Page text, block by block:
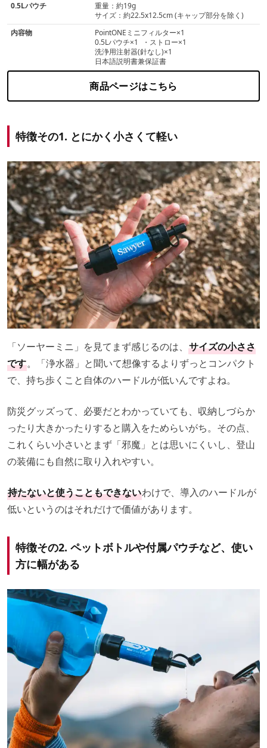
0.5Lパウチ
重量：約19g
サイズ：約22.5x12.5cm (キャップ部分を除く)
内容物
PointONEミニフィルター×1
0.5Lパウチ×1 ・ストロー×1
洗浄用注射器(針なし)×1
日本語説明書兼保証書
商品ページはこちら
特徴その1. とにかく小さくて軽い
「ソーヤーミニ」を見てまず感じるのは、 サイズの小ささ
です。「浄水器」と聞いて想像するよりずっとコンパクト
で、持ち歩くこと自体のハードルが低いんですよね。
防災グッズって、必要だとわかっていても、収納しづらか
ったり大きかったりすると購入をためらいがち。その点、
これくらい小さいとまず「邪魔」とは思いにくいし、登山
の装備にも自然に取り入れやすい。
持たないと使うこともできないわけで、導入のハードルが
低いというのはそれだけで価値があります。
特徴その2. ペットボトルや付属パウチなど、使い
方に幅がある